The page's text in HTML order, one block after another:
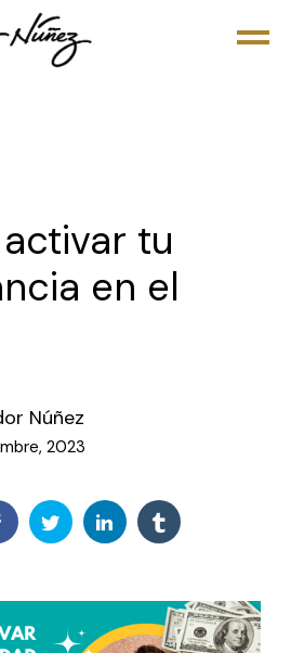
tu
en el
Núñez
2023